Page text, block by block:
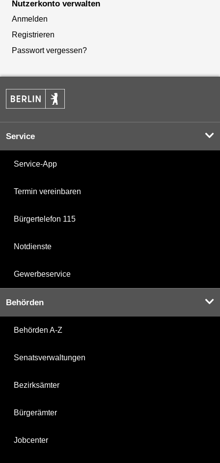
Nutzerkonto verwalten
Anmelden
Registrieren
Passwort vergessen?
Service
Service-App
Termin vereinbaren
Bürgertelefon 115
Notdienste
Gewerbeservice
Behörden
Behörden A-Z
Senatsverwaltungen
Bezirksämter
Bürgerämter
Jobcenter